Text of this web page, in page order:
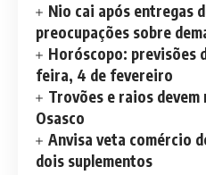
Nio cai após entregas
preocupações sobre
Horóscopo: previsões
feira, 4 de fevereiro
Trovões e raios
Osasco
Anvisa veta comércio
dois suplementos